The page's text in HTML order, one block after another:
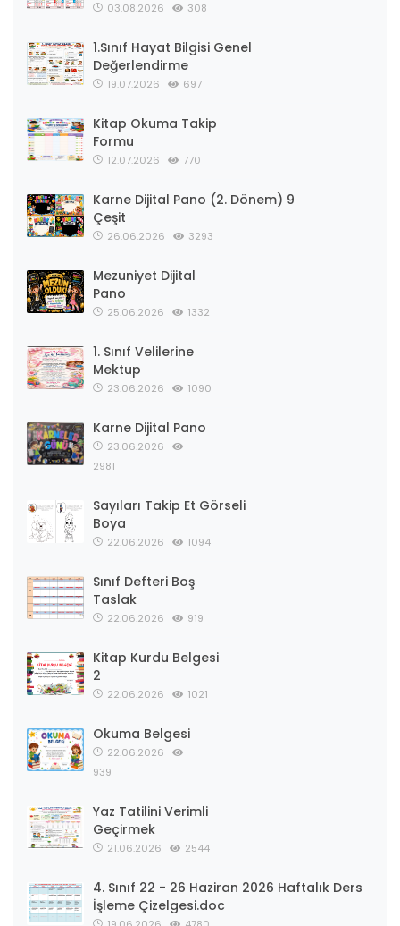
03.08.2026 308
1.Sınıf Hayat Bilgisi Genel
Değerlendirme
19.07.2026 697
Kitap Okuma Takip
Formu
12.07.2026 770
Karne Dijital Pano (2. Dönem) 9
Çeşit
26.06.2026 3293
Mezuniyet Dijital
Pano
25.06.2026 1332
1. Sınıf Velilerine
Mektup
23.06.2026 1090
Karne Dijital Pano
23.06.2026
2981
Sayıları Takip Et Görseli
Boya
22.06.2026 1094
Sınıf Defteri Boş
Taslak
22.06.2026 919
Kitap Kurdu Belgesi
2
22.06.2026 1021
Okuma Belgesi
22.06.2026
939
Yaz Tatilini Verimli
Geçirmek
21.06.2026 2544
4. Sınıf 22 - 26 Haziran 2026 Haftalık Ders
İşleme Çizelgesi.doc